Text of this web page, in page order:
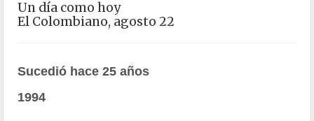
Un día como hoy
El Colombiano, agosto 22
Sucedió hace 25 años
1994